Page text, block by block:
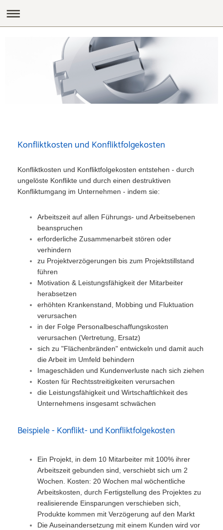
Konfliktkosten und Konfliktfolgekosten
Konfliktkosten und Konfliktfolgekosten entstehen - durch
ungelöste Konflikte und durch einen destruktiven
Konfliktumgang im Unternehmen - indem sie:
Arbeitszeit auf allen Führungs- und Arbeitsebenen
beanspruchen
erforderliche Zusammenarbeit stören oder
verhindern
zu Projektverzögerungen bis zum Projektstillstand
führen
Motivation & Leistungsfähigkeit der Mitarbeiter
herabsetzen
erhöhten Krankenstand, Mobbing und Fluktuation
verursachen
in der Folge Personalbeschaffungskosten
verursachen (Vertretung, Ersatz)
sich zu "Flächenbränden" entwickeln und damit auch
die Arbeit im Umfeld behindern
Imageschäden und Kundenverluste nach sich ziehen
Kosten für Rechtsstreitigkeiten verursachen
die Leistungsfähigkeit und Wirtschaftlichkeit des
Unternehmens insgesamt schwächen
Beispiele - Konflikt- und Konfliktfolgekosten
Ein Projekt, in dem 10 Mitarbeiter mit 100% ihrer
Arbeitszeit gebunden sind, verschiebt sich um 2
Wochen. Kosten: 20 Wochen mal wöchentliche
Arbeitskosten, durch Fertigstellung des Projektes zu
realisierende Einsparungen verschieben sich,
Produkte kommen mit Verzögerung auf den Markt
Die Auseinandersetzung mit einem Kunden wird vor